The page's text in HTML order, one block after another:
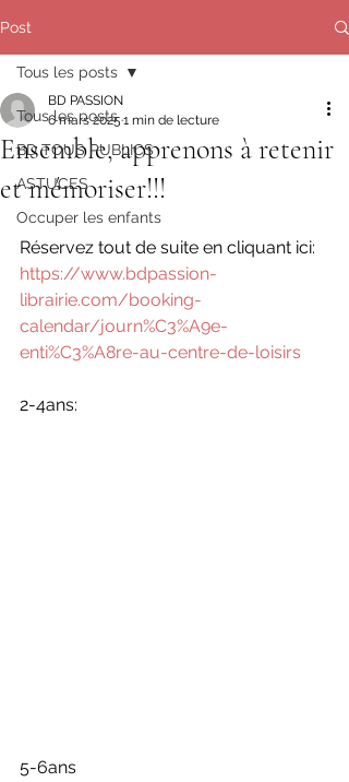
Post
Tous les posts
BD TOUS PUBLICS
ASTUCES
Occuper les enfants
Tous les posts
Ensemble, apprenons à retenir
et mémoriser!!!
BD PASSION
6 mars 2025 1 min de lecture
Réservez tout de suite en cliquant ici:
https://www.bdpassion-
librairie.com/booking-
calendar/journ%C3%A9e-
enti%C3%A8re-au-centre-de-loisirs
2-4ans:
5-6ans